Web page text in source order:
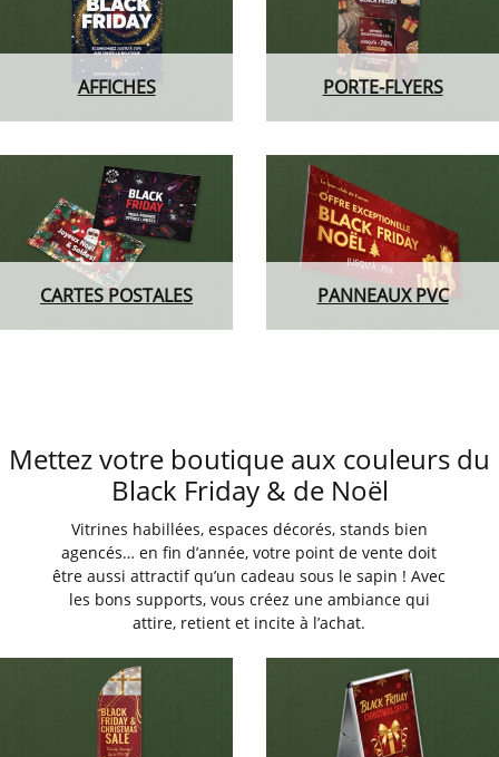
AFFICHES PORTE-FLYERS
CARTES POSTALES PANNEAUX PVC
Mettez votre boutique aux couleurs du
Black Friday & de Noël
Vitrines habillées, espaces décorés, stands bien
agencés… en fin d’année, votre point de vente doit
être aussi attractif qu’un cadeau sous le sapin ! Avec
les bons supports, vous créez une ambiance qui
attire, retient et incite à l’achat.